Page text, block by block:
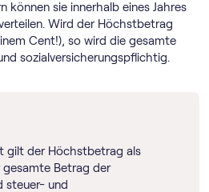
können sie innerhalb eines Jahres
Wird der Höchstbetrag
Cent!), so wird die gesamte
sozialversicherungspflichtig.
gilt der Höchstbetrag als
Betrag der
steuer- und